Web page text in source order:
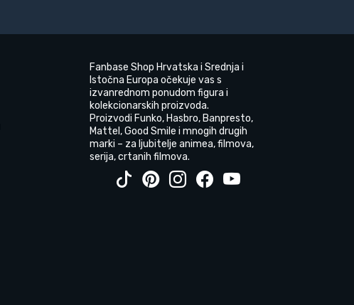
Fanbase Shop Hrvatska i Srednja i
Istočna Europa očekuje vas s
izvanrednom ponudom figura i
kolekcionarskih proizvoda.
Proizvodi Funko, Hasbro, Banpresto,
Mattel, Good Smile i mnogih drugih
marki – za ljubitelje animea, filmova,
serija, crtanih filmova.